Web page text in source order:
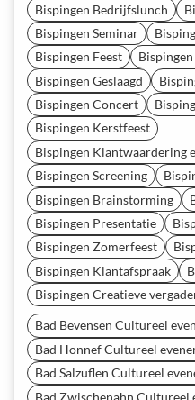
Bispingen Bedrijfslunch
Bispingen Seminar
Bispingen Feest
Bispingen Geslaagd
Bispingen Concert
Bispingen Kerstfeest
Bispingen Klantwaardering
Bispingen Screening
Bispingen Brainstorming
Bispingen Presentatie
Bispingen Zomerfeest
Bispingen Klantafspraak
Bispingen Creatieve
Bad Bevensen Cultureel
Bad Honnef Cultureel
Bad Salzuflen Cultureel
Bad Zwischenahn Cultureel